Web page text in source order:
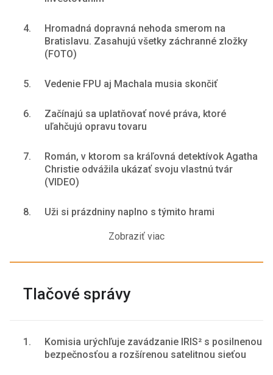
4.
Hromadná dopravná nehoda smerom na
Bratislavu. Zasahujú všetky záchranné zložky
(FOTO)
5. Vedenie FPU aj Machala musia skončiť
6.
Začínajú sa uplatňovať nové práva, ktoré
uľahčujú opravu tovaru
7.
Román, v ktorom sa kráľovná detektívok Agatha
Christie odvážila ukázať svoju vlastnú tvár
(VIDEO)
8. Uži si prázdniny naplno s týmito hrami
Zobraziť viac
Tlačové správy
1.
Komisia urýchľuje zavádzanie IRIS² s posilnenou
bezpečnosťou a rozšírenou satelitnou sieťou